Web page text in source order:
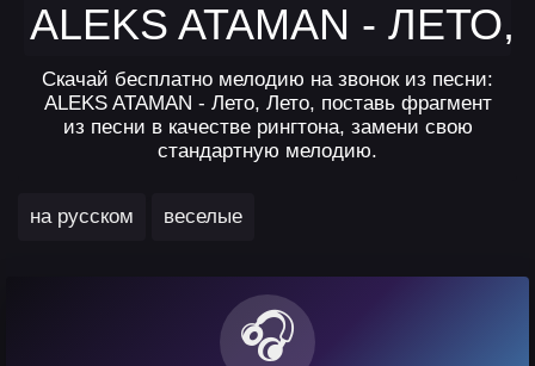
ALEKS ATAMAN -
Скачай бесплатно мелодию на звонок из песни:
ALEKS ATAMAN - Лето, Лето, поставь фрагмент
из песни в качестве рингтона, замени свою
стандартную мелодию.
на русском
веселые
🎧